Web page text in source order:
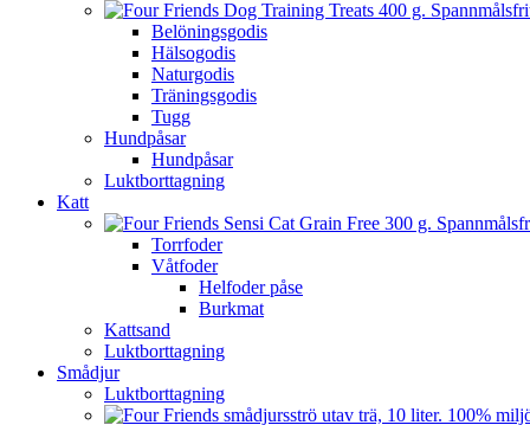
Belöningsgodis
Hälsogodis
Naturgodis
Träningsgodis
Tugg
Hundpåsar
Hundpåsar
Luktborttagning
Katt
Torrfoder
Våtfoder
Helfoder påse
Burkmat
Kattsand
Luktborttagning
Smådjur
Luktborttagning